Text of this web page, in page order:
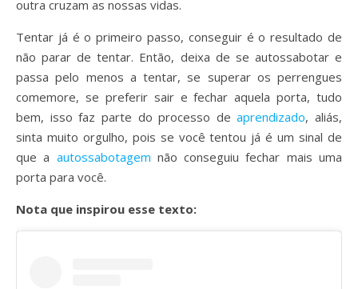
outra cruzam as nossas vidas.
Tentar já é o primeiro passo, conseguir é o resultado de
não parar de tentar. Então, deixa de se autossabotar e
passa pelo menos a tentar, se superar os perrengues
comemore, se preferir sair e fechar aquela porta, tudo
bem, isso faz parte do processo deaprendizado, aliás,
sinta muito orgulho, pois se você tentou já é um sinal de
que a autossabotagem não conseguiu fechar mais uma
porta para você.
Nota que inspirou esse texto: